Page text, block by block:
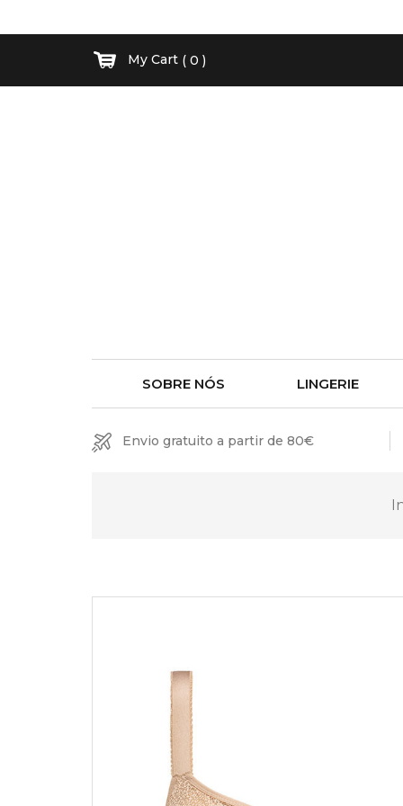
My Cart ( 0 )
SOBRE NÓS LINGERIE
Envio gratuito a partir de 80€